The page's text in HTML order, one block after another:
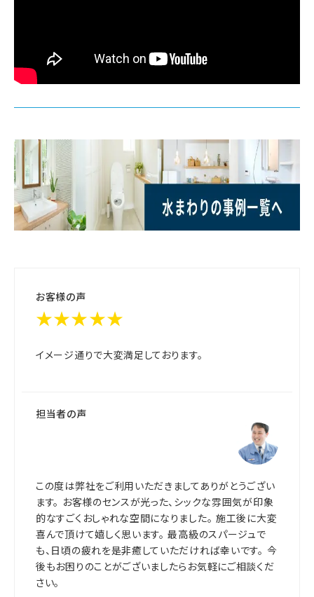
お客様の声
★★★★★
イメージ通りで大変満足しております。
担当者の声
この度は弊社をご利用いただきましてありがとうござい
ます。 お客様のセンスが光った、シックな雰囲気が印象
的なすごくおしゃれな空間になりました。 施工後に大変
喜んで頂けて嬉しく思います。 最高級のスパージュで
も、日頃の疲れを是非癒していただければ幸いです。 今
後もお困りのことがございましたらお気軽にご相談くだ
さい。